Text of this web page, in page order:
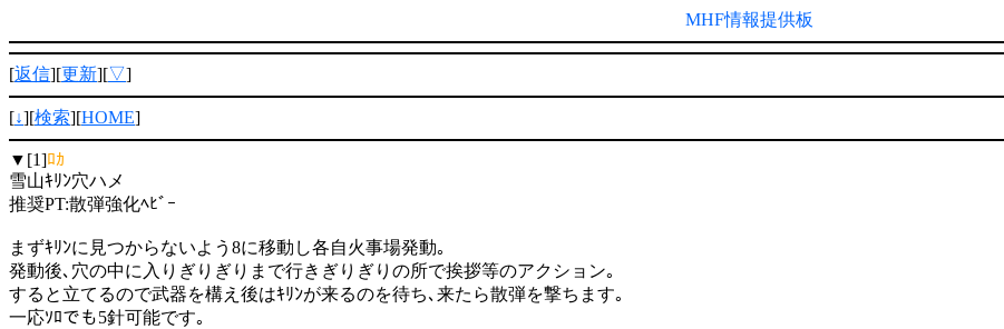
MHF情報提供板
[返信][更新][▽]
[↓][検索][HOME]
▼[1]ﾛｶ
雪山ｷﾘﾝ穴ハメ
推奨PT:散弾強化ﾍﾋﾞｰ
まずｷﾘﾝに見つからないよう8に移動し各自火事場発動｡
発動後､穴の中に入りぎりぎりまで行きぎりぎりの所で挨拶等のアクション｡
すると立てるので武器を構え後はｷﾘﾝが来るのを待ち､来たら散弾を撃ちます｡
一応ｿﾛでも5針可能です｡